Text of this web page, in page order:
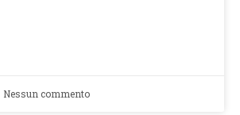
Nessun commento